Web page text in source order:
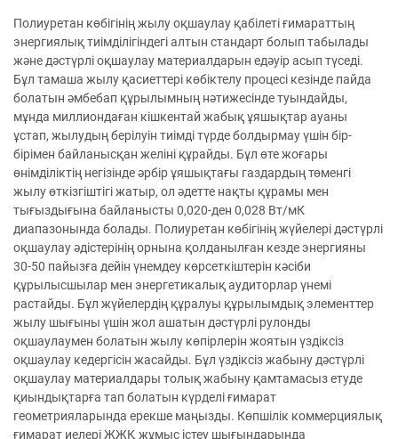
Полиуретан көбігінің жылу оқшаулау қабілеті ғимараттың
энергиялық тиімділігіндегі алтын стандарт болып табылады
және дәстүрлі оқшаулау материалдарын едәуір асып түседі.
Бұл тамаша жылу қасиеттері көбіктелу процесі кезінде пайда
болатын әмбебап құрылымның нәтижесінде туындайды,
мұнда миллиондаған кішкентай жабық ұяшықтар ауаны
ұстап, жылудың берілуін тиімді түрде болдырмау үшін бір-
бірімен байланысқан желіні құрайды. Бұл өте жоғары
өнімділіктің негізінде әрбір ұяшықтағы газдардың төменгі
жылу өткізгіштігі жатыр, ол әдетте нақты құрамы мен
тығыздығына байланысты 0,020-ден 0,028 Вт/мК
диапазонында болады. Полиуретан көбігінің жүйелері дәстүрлі
оқшаулау әдістерінің орнына қолданылған кезде энергияны
30-50 пайызға дейін үнемдеу көрсеткіштерін кәсіби
құрылысшылар мен энергетикалық аудиторлар үнемі
растайды. Бұл жүйелердің құралуы құрылымдық элементтер
жылу шығыны үшін жол ашатын дәстүрлі рулонды
оқшаулаумен болатын жылу көпірлерін жоятын үздіксіз
оқшаулау кедергісін жасайды. Бұл үздіксіз жабыну дәстүрлі
оқшаулау материалдары толық жабыну қамтамасыз етуде
қиындықтарға тап болатын күрделі ғимарат
геометрияларында ерекше маңызды. Көпшілік коммерциялық
ғимарат иелері ЖЖҚ жұмыс істеу шығындарында